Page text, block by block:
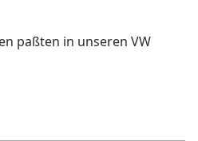
paßten in unseren VW